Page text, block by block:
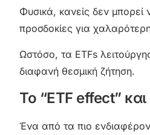
Φυσικά, κανείς δεν
προσδοκίες για
Ωστόσο, τα ETFs
διαφανή θεσμική ζήτηση.
Το “ETF effect”
Ένα από τα πιο